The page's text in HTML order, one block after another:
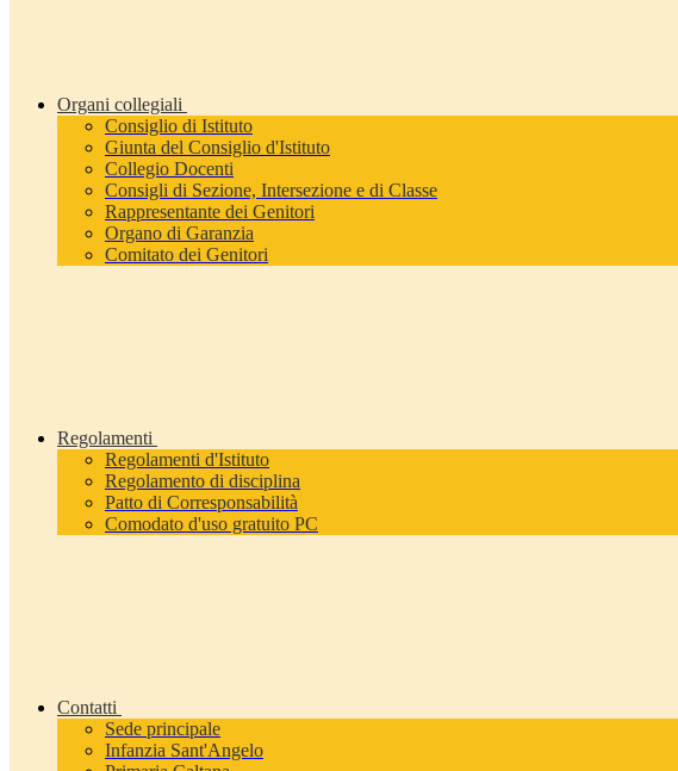
Organi collegiali
Consiglio di Istituto
Giunta del Consiglio d'Istituto
Collegio Docenti
Consigli di Sezione, Intersezione e di Classe
Rappresentante dei Genitori
Organo di Garanzia
Comitato dei Genitori
Regolamenti
Regolamenti d'Istituto
Regolamento di disciplina
Patto di Corresponsabilità
Comodato d'uso gratuito PC
Contatti
Sede principale
Infanzia Sant'Angelo